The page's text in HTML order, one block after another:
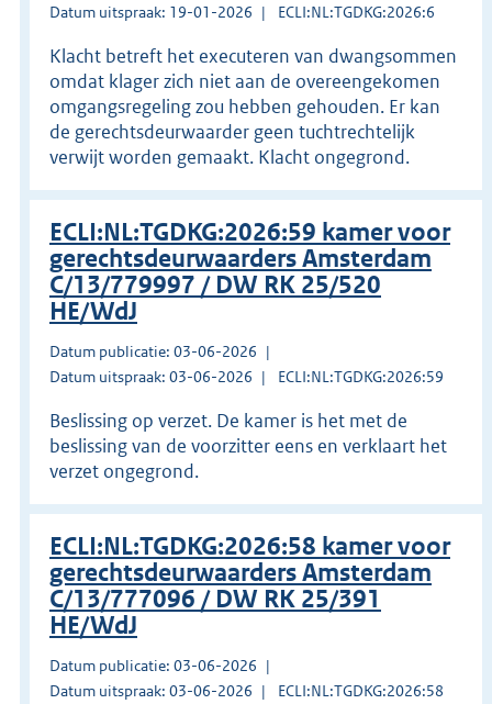
Datum uitspraak: 19-01-2026
ECLI:NL:TGDKG:2026:6
Klacht betreft het executeren van dwangsommen
omdat klager zich niet aan de overeengekomen
omgangsregeling zou hebben gehouden. Er kan
de gerechtsdeurwaarder geen tuchtrechtelijk
verwijt worden gemaakt. Klacht ongegrond.
ECLI:NL:TGDKG:2026:59 kamer voor
gerechtsdeurwaarders Amsterdam
C/13/779997 / DW RK 25/520
HE/WdJ
Datum publicatie: 03-06-2026
Datum uitspraak: 03-06-2026
ECLI:NL:TGDKG:2026:59
Beslissing op verzet. De kamer is het met de
beslissing van de voorzitter eens en verklaart het
verzet ongegrond.
ECLI:NL:TGDKG:2026:58 kamer voor
gerechtsdeurwaarders Amsterdam
C/13/777096 / DW RK 25/391
HE/WdJ
Datum publicatie: 03-06-2026
Datum uitspraak: 03-06-2026
ECLI:NL:TGDKG:2026:58